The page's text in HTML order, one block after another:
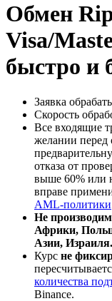
Обмен
Visa/
быстро и
Заявка
Скорость
Все входящие
желании перед
отказа от
выше 60% или
вправе
AML-политики
Не
Африки,
Азии, Израиля.
Курс не
количества
Binance.